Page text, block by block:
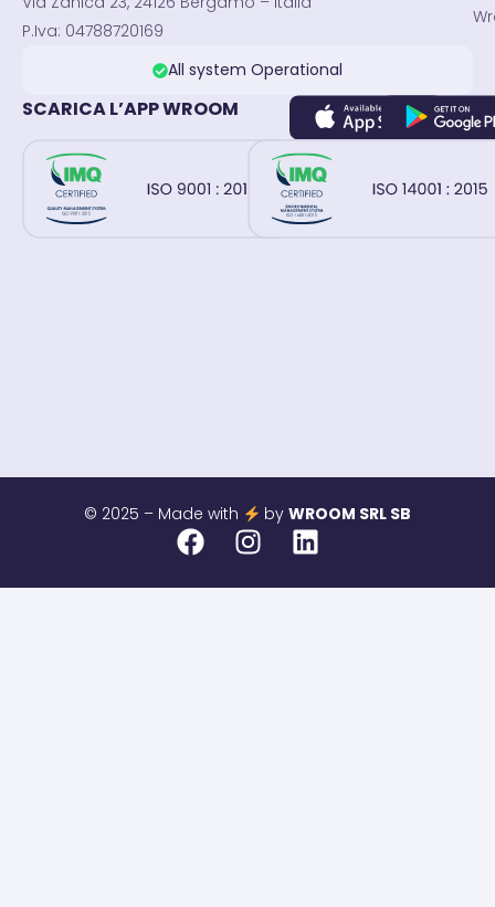
P.Iva: 04788720169
All system Operational
SCARICA L’APP WROOM
© 2025 – Made with byWROOM SRL SB